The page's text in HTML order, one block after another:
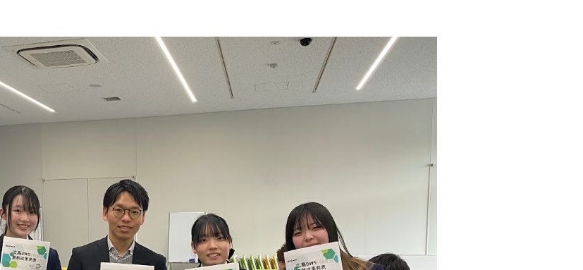
コーポレートサイト採用お問い合わせ